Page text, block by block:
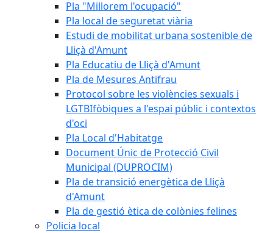
Pla "Millorem l'ocupació"
Pla local de seguretat viària
Estudi de mobilitat urbana sostenible de
Lliçà d'Amunt
Pla Educatiu de Lliçà d'Amunt
Pla de Mesures Antifrau
Protocol sobre les violències sexuals i
LGTBIfòbiques a l'espai públic i contextos
d'oci
Pla Local d'Habitatge
Document Únic de Protecció Civil
Municipal (DUPROCIM)
Pla de transició energètica de Lliçà
d'Amunt
Pla de gestió ètica de colònies felines
Policia local